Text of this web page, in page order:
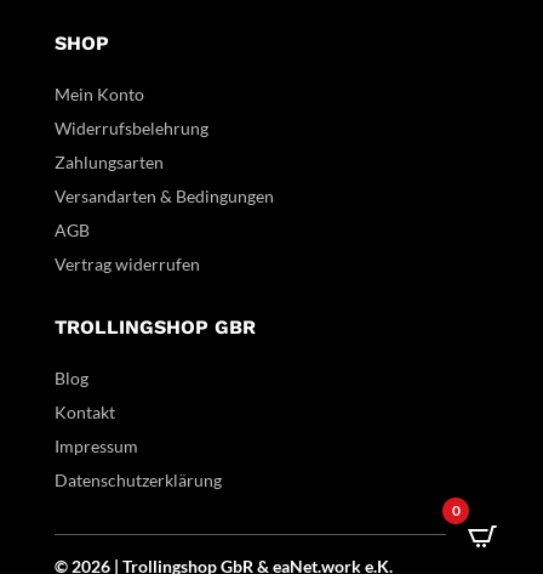
SHOP
Mein Konto
Widerrufsbelehrung
Zahlungsarten
Versandarten & Bedingungen
AGB
Vertrag widerrufen
TROLLINGSHOP GBR
Blog
Kontakt
Impressum
Datenschutzerklärung
© 2026 | Trollingshop GbR & eaNet.worke.K.
0